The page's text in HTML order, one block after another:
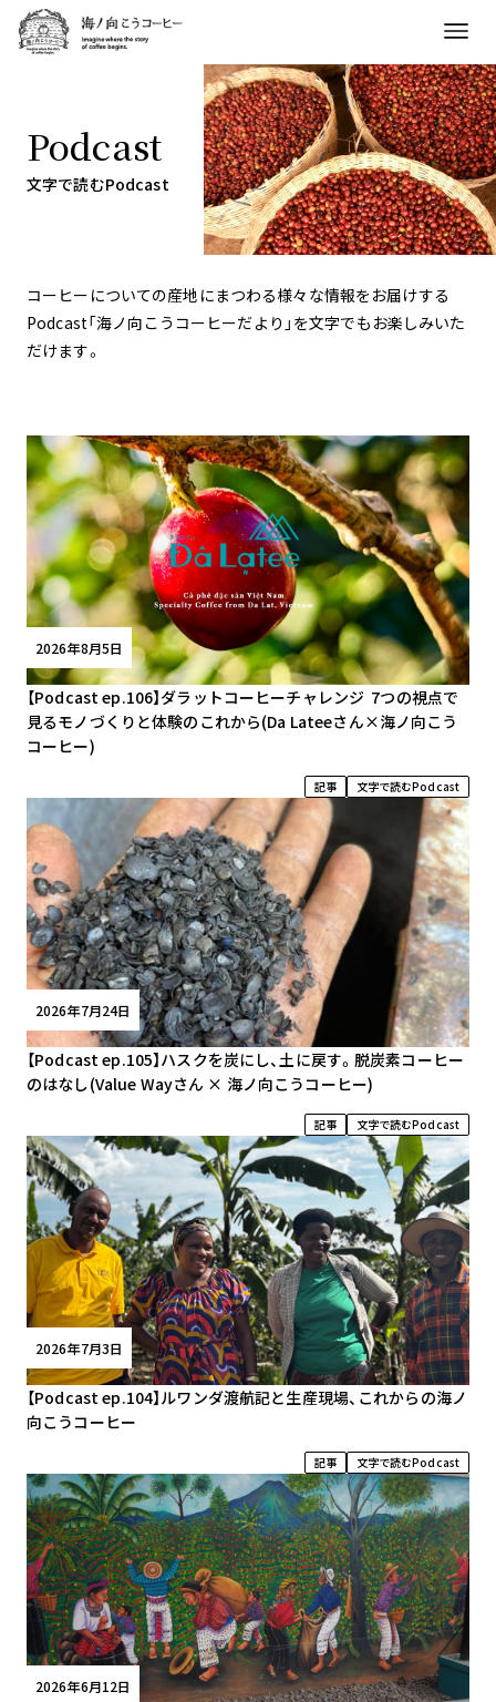
文字で読むPodcast
Podcast
コーヒーについての産地にまつわる様々な情報をお届けする
Podcast「海ノ向こうコーヒーだより」を文字でもお楽しみいた
だけます。
【Podcast ep.106】ダラットコーヒーチャレンジ 7つの視点で
見るモノづくりと体験のこれから(Da Lateeさん×海ノ向こう
コーヒー)
2026年8月5日
記事 文字で読むPodcast
【Podcast ep.105】ハスクを炭にし、土に戻す。脱炭素コーヒー
のはなし(Value Wayさん × 海ノ向こうコーヒー)
2026年7月24日
記事 文字で読むPodcast
【Podcast ep.104】ルワンダ渡航記と生産現場、これからの海ノ
向こうコーヒー
2026年7月3日
記事 文字で読むPodcast
2026年6月12日